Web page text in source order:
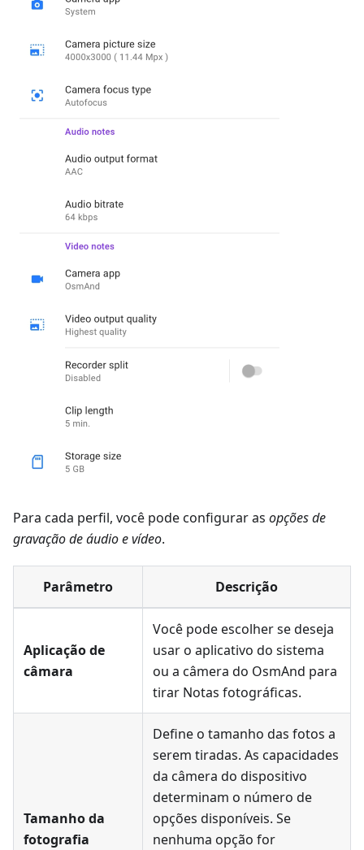
Para cada perfil, você pode configurar as opções de
gravação de áudio e vídeo.
Parâmetro Descrição
Aplicação de
câmara
Você pode escolher se deseja
usar o aplicativo do sistema
ou a câmera do OsmAnd para
tirar Notas fotográficas.
Tamanho da
fotografia
Define o tamanho das fotos a
serem tiradas. As capacidades
da câmera do dispositivo
determinam o número de
opções disponíveis. Se
nenhuma opção for